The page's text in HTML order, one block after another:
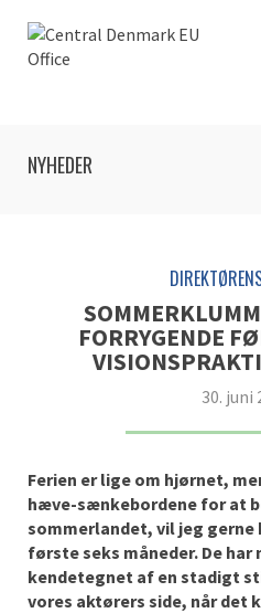
NYHEDER
FORRYGENDE
30. juni
Ferien er lige om hjørnet,
hæve-sænkebordene for at
sommerlandet, vil jeg
første seks måneder. De
kendetegnet af en stadigt
vores aktørers side, når det